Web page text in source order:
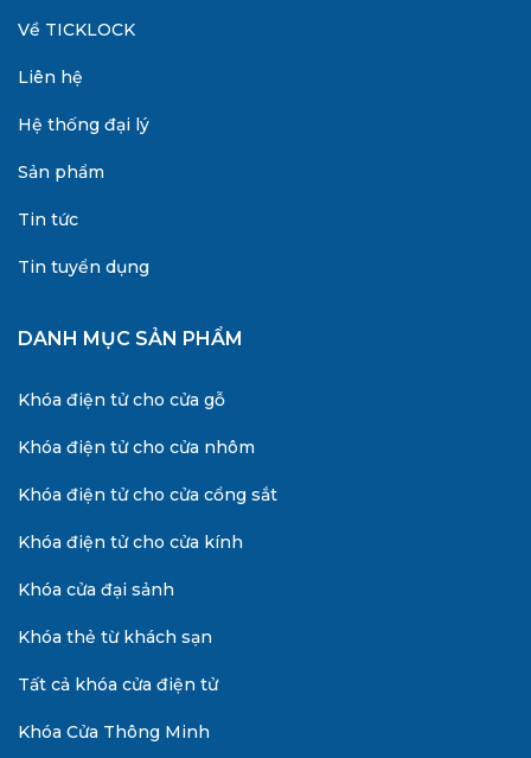
Về TICKLOCK
Liên hệ
Hệ thống đại lý
Sản phẩm
Tin tức
Tin tuyển dụng
DANH MỤC SẢN PHẨM
Khóa điện tử cho cửa gỗ
Khóa điện tử cho cửa nhôm
Khóa điện tử cho cửa cổng sắt
Khóa điện tử cho cửa kính
Khóa cửa đại sảnh
Khóa thẻ từ khách sạn
Tất cả khóa cửa điện tử
Khóa Cửa Thông Minh